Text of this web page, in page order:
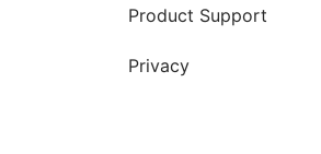
Product Support
Privacy